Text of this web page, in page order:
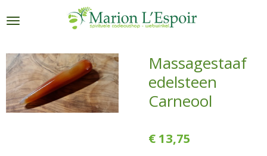
direct
de
hoofdinhoud
Massagestaaf
edelsteen
Carneool
€ 13,75